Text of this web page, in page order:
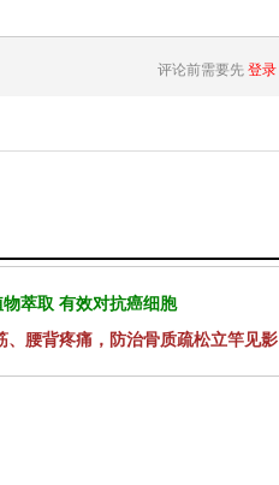
评论前需要先 登录
萃取 有效对抗癌细胞
腰背疼痛，防治骨质疏松立竿见影